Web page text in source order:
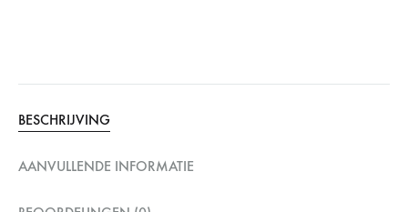
BESCHRIJVING
AANVULLENDE INFORMATIE